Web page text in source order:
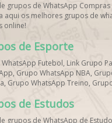
grupos de WhatsApp Compras
aqui os melhores grupos de
online!
de Esporte
Futebol, Link Grupo
Grupo WhatsApp NBA,
Grupo WhatsApp Treino,
Grupo de Torcedores [Nome
Link de Grupos de Esporte
de Estudos
grupos de WhatsApp de